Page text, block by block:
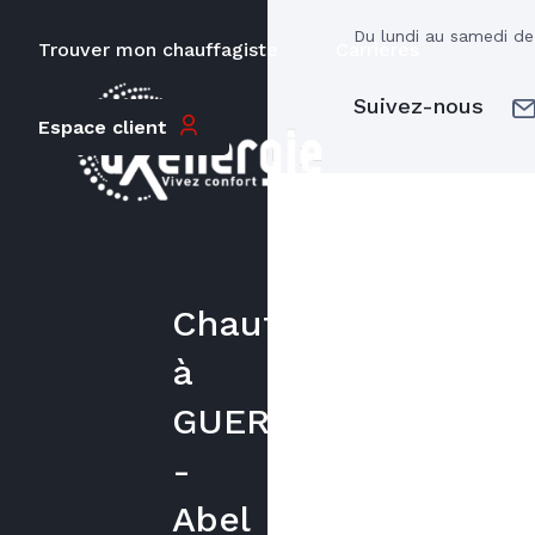
Trouver mon chauffagiste Carrières
Espace client
Chauffagiste
à
GUERET
-
Abel
Du lundi au samedi
Suivez-nous